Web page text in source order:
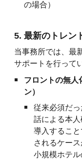
の場合）
5. 最新のトレン
当事務所では、最
サポートを行って
フロントの無人
ン）
従来必須だ
話による本
導入すること
されるケー
小規模ホテル